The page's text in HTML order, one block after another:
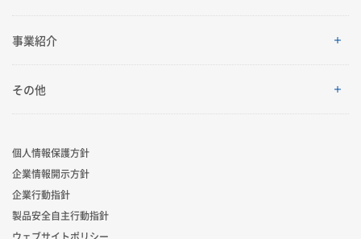
グローバルネットワーク
R&D
コーポレート・ベンチャー・キャピタル
経営情報
業績・財務・ESGデータ
株式・社債情報
サステナビリティ
トップメッセージ
サステナビリティ貢献製品
社外からの評価
事業紹介
事業紹介
アドバンストライフライン
イノベーティブモビリティ
採用情報
その他
ニュース
お問い合わせ
個人情報保護方針
企業情報開示方針
企業行動指針
製品安全自主行動指針